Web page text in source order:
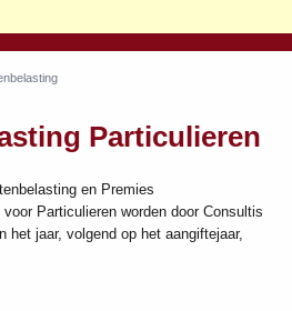
Particulieren
en Premies
Particulieren worden door Consultis
het jaar, volgend op het aangiftejaar,